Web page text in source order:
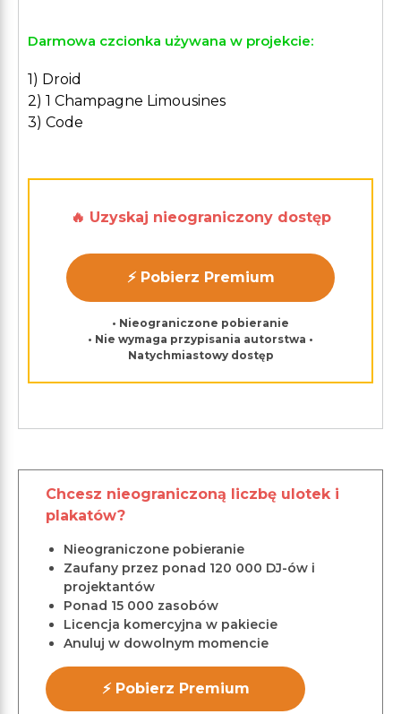
Darmowa czcionka używana w projekcie:
1) Droid
2) 1 Champagne Limousines
3) Code
🔥 Uzyskaj nieograniczony dostęp
⚡ Pobierz Premium
• Nieograniczone pobieranie
• Nie wymaga przypisania autorstwa •
Natychmiastowy dostęp
Chcesz nieograniczoną liczbę ulotek i
plakatów?
Nieograniczone pobieranie
Zaufany przez ponad 120 000 DJ-ów i
projektantów
Ponad 15 000 zasobów
Licencja komercyjna w pakiecie
Anuluj w dowolnym momencie
⚡ Pobierz Premium